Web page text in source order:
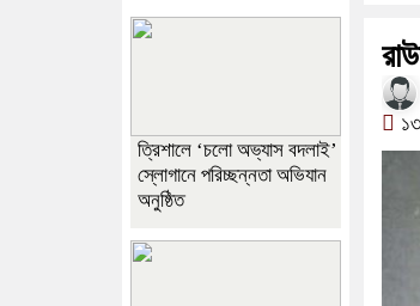
‎ত্রিশালে ‘চলো অভ্যাস বদলাই’
স্লোগানে পরিচ্ছন্নতা অভিযান
অনুষ্ঠিত